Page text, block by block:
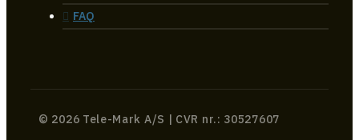
FAQ
© 2026 Tele-Mark A/S | CVR nr.: 30527607